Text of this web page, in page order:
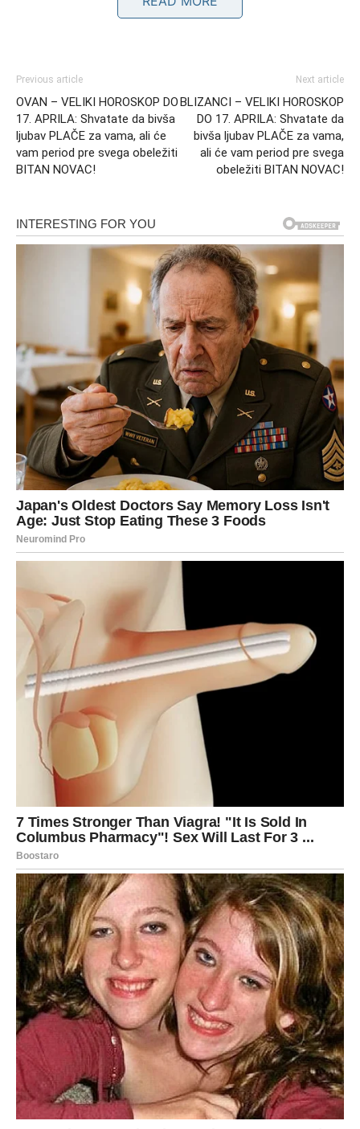
suze i kajanje, druga donosi stabilnost, sigurnost i osećaj
da konačno dolazite na svoje.
Zatvaranje kruga i ulazak u novu
fazu života
Do 17. aprila, Bikovi prolaze kroz snažan proces
zatvaranja jednog važnog životnog kruga. Prošlost se
pojavljuje ne da bi vas vratila unazad, već da bi vas
podsetila koliko ste napredovali.
Bivša ljubav koja pati simbol je svega onoga što ste
ostavili iza sebe – odnosa, emocija, verzije sebe koja više
ne postoji. Istovremeno, novac koji dolazi predstavlja
novu verziju vašeg života, onu koja je stabilnija, sigurnija i
usmerena ka budućnosti.
Ovaj period ima gotovo karmički karakter. Kao da
univerzum poravnava račune, vraća energiju i postavlja
vas na mesto koje vam pripada. U tom procesu, vi ne
gubite ništa – naprotiv, dobijate potvrdu svoje vrednosti
na svim nivoima.
Previous article
OVAN – VELIKI HOROSKOP DO
17. APRILA: Shvatate da bivša
ljubav PLAČE za vama, ali će
vam period pre svega obeležiti
BITAN NOVAC!
Next article
BLIZANCI – VELIKI HOROSKOP
DO 17. APRILA: Shvatate da
bivša ljubav PLAČE za vama,
ali će vam period pre svega
obeležiti BITAN NOVAC!